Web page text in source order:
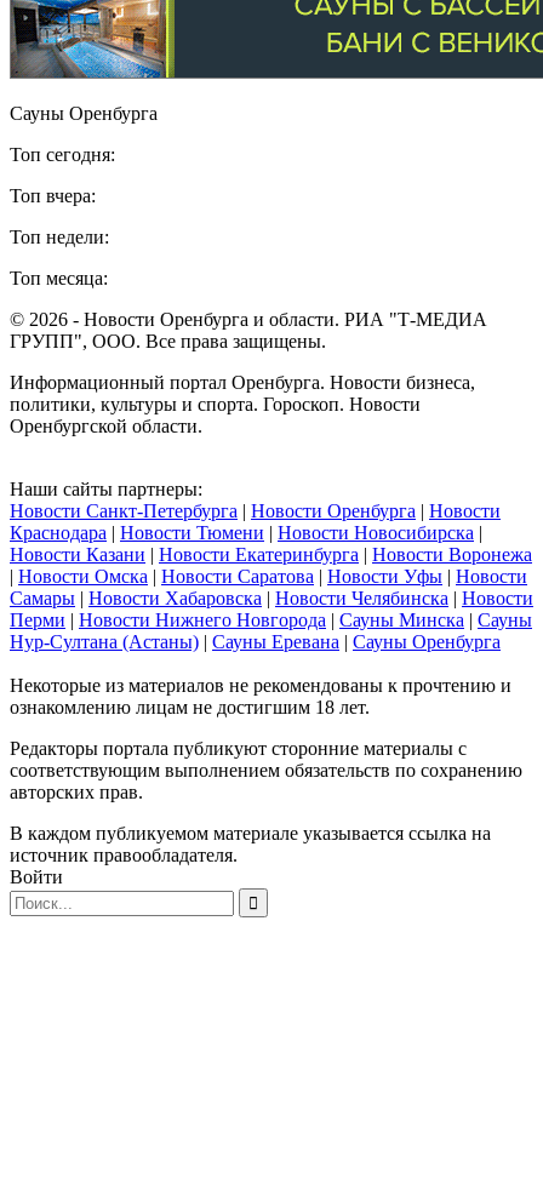
Сауны Оренбурга
Топ сегодня:
Топ вчера:
Топ недели:
Топ месяца:
© 2026 - Новости Оренбурга и области. РИА "Т-МЕДИА
ГРУПП", ООО. Все права защищены.
Информационный портал Оренбурга. Новости бизнеса,
политики, культуры и спорта. Гороскоп. Новости
Оренбургской области.
Наши сайты партнеры:
Новости Санкт-Петербурга | Новости Оренбурга | Новости
Краснодара | Новости Тюмени | Новости Новосибирска |
Новости Казани | Новости Екатеринбурга | Новости Воронежа
| Новости Омска | Новости Саратова | Новости Уфы | Новости
Самары | Новости Хабаровска | Новости Челябинска | Новости
Перми | Новости Нижнего Новгорода | Сауны Минска | Сауны
Нур-Султана (Астаны) | Сауны Еревана | Сауны Оренбурга
Некоторые из материалов не рекомендованы к прочтению и
ознакомлению лицам не достигшим 18 лет.
Редакторы портала публикуют сторонние материалы с
соответствующим выполнением обязательств по сохранению
авторских прав.
В каждом публикуемом материале указывается ссылка на
источник правообладателя.
Войти